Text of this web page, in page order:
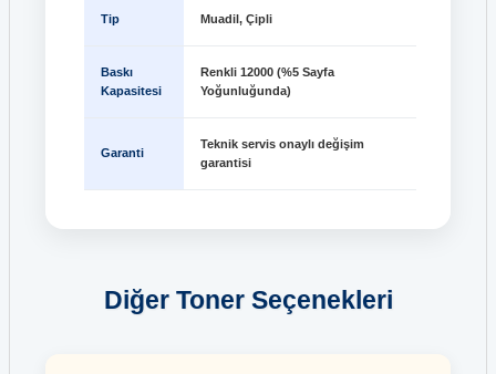
Tip Muadil, Çipli
Baskı
Kapasitesi
Renkli 12000 (%5 Sayfa
Yoğunluğunda)
Garanti
Teknik servis onaylı değişim
garantisi
Diğer Toner Seçenekleri